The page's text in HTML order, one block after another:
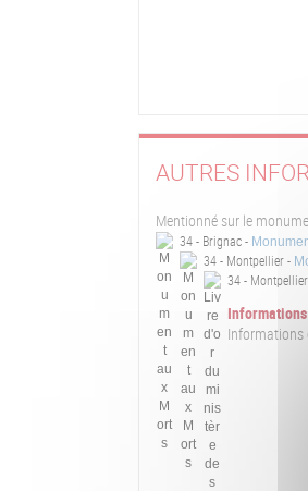
AUTRES
Mentionné sur le
34 - Brignac -
34 - Montpellier -
34 -
Informations